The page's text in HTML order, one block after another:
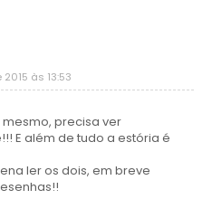
às 13:53
precisa ver
E além de tudo a estória é
ler os dois, em breve